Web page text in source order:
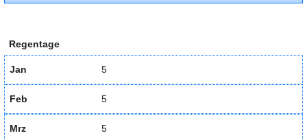
Regentage
Jan 5
Feb 5
Mrz 5